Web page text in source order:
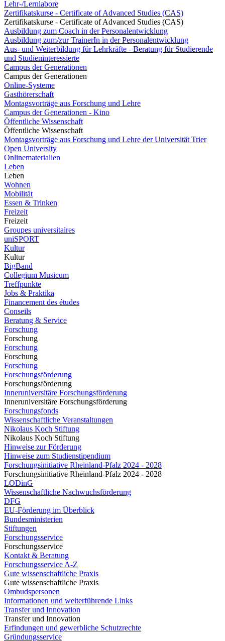
Lehr-/Lernlabore
Zertifikatskurse - Certificate of Advanced Studies (CAS)
Zertifikatskurse - Certificate of Advanced Studies (CAS)
Ausbildung zum Coach in der Personalentwicklung
Ausbildung zum/zur TrainerIn in der Personalentwicklung
Aus- und Weiterbildung für Lehrkräfte - Beratung für Studierende
und Studieninteressierte
Campus der Generationen
Campus der Generationen
Online-Systeme
Gasthörerschaft
Montagsvorträge aus Forschung und Lehre
Campus der Generationen - Kino
Öffentliche Wissenschaft
Öffentliche Wissenschaft
Montagsvorträge aus Forschung und Lehre der Universität Trier
Open University
Onlinematerialien
Leben
Leben
Wohnen
Mobilität
Essen & Trinken
Freizeit
Freizeit
Groupes universitaires
uniSPORT
Kultur
Kultur
BigBand
Collegium Musicum
Treffpunkte
Jobs & Praktika
Financement des études
Conseils
Beratung & Service
Forschung
Forschung
Forschung
Forschung
Forschung
Forschungsförderung
Forschungsförderung
Inneruniversitäre Forschungsförderung
Inneruniversitäre Forschungsförderung
Forschungsfonds
Wissenschaftliche Veranstaltungen
Nikolaus Koch Stiftung
Nikolaus Koch Stiftung
Hinweise zur Förderung
Hinweise zum Studienstipendium
Forschungsinitiative Rheinland-Pfalz 2024 - 2028
Forschungsinitiative Rheinland-Pfalz 2024 - 2028
LODinG
Wissenschaftliche Nachwuchsförderung
DFG
EU-Förderung im Überblick
Bundesministerien
Stiftungen
Forschungsservice
Forschungsservice
Kontakt & Beratung
Forschungsservice A-Z
Gute wissenschaftliche Praxis
Gute wissenschaftliche Praxis
Ombudspersonen
Informationen und weiterführende Links
Transfer und Innovation
Transfer und Innovation
Erfindungen und gewerbliche Schutzrechte
Gründungsservice